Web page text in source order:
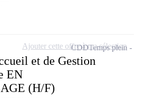
et de Gestion
EN
(H/F)
CDDTemps plein
Ajouter cette offre à ma sélection